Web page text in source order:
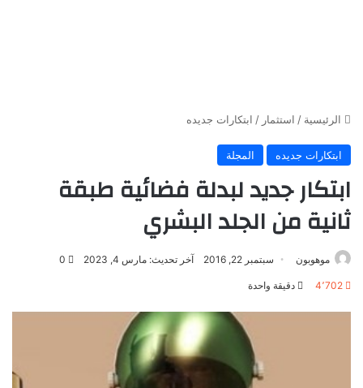
الرئيسية / استثمار / ابتكارات جديده
ابتكارات جديده المجلة
ابتكار جديد لبدلة فضائية طبقة
ثانية من الجلد البشري
موهوبون سبتمبر 22, 2016 آخر تحديث: مارس 4, 2023 0
4٬702 دقيقة واحدة